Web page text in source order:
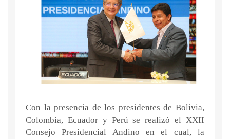
Con la presencia de los presidentes de Bolivia,
Colombia, Ecuador y Perú se realizó el XXII
Consejo Presidencial Andino en el cual, la